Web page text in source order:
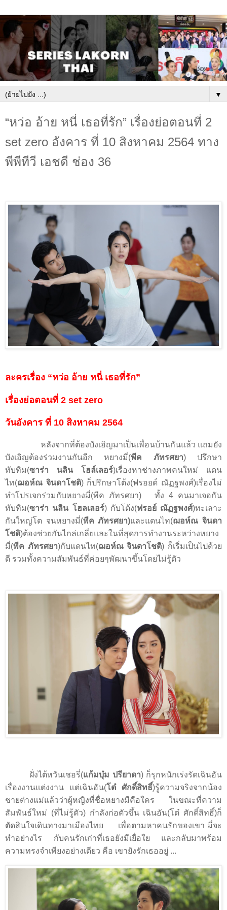
▼
“หว่อ อ้าย หนี่ เธอที่รัก” เรื่องย่อตอนที่ 2
set zero อังคาร ที่ 10 สิงหาคม 2564 ทาง
พีพีทีวี เอชดี ช่อง 36
ละครเรื่อง “หว่อ อ้าย หนี่ เธอที่รัก”
เรื่องย่อตอนที่ 2 set zero
วันอังคาร ที่ 10 สิงหาคม 2564
หลังจากที่ต้องบังเอิญมาเป็นเพื่อนบ้านกันแล้ว แถมยัง
บังเอิญต้องร่วมงานกันอีก หยางมี่(พีค ภัทรศยา) ปรึกษา
ทับทิม(ซาร่า นลิน โฮล์เลอร์)เรื่องหาช่างภาพคนใหม่ แดน
ไท(ฌอห์ณ จินดาโชติ) ก็ปรึกษาโต้ง(ฟรอยด์ ณัฏฐพงศ์)เรื่องไม่
ทำโปรเจกร่วมกับหยางมี่(พีค ภัทรศยา)
ทั้ง4 คนมาเจอกัน
ทับทิม(ซาร่า นลิน โฮลเลอร์) กับโต้ง(ฟรอย์ ณัฏฐพงศ์)ทะเลาะ
กันใหญ่โต จนหยางมี่(พีค ภัทรศยา)และแดนไท(ฌอห์ณ จินดา
โชติ)ต้องช่วยกันไกล่เกลี่ยและในที่สุดการทำงานระหว่างหยาง
มี่(พีค ภัทรศยา)กับแดนไท(ฌอห์ณ จินดาโชติ) ก็เริ่มเป็นไปด้วย
ดี รวมทั้งความสัมพันธ์ที่ค่อยๆพัฒนาขึ้นโดยไม่รู้ตัว
ฝั่งไต้หวันเชอรี่(แก้มบุ๋ม ปรียาดา) ก็รุกหนักเร่งรัดเฉินอัน
เรื่องงานแต่งงาน แต่เฉินอัน(โต๋ ศักดิ์สิทธิ์)รู้ความจริงจากน้อง
ชายต่างแม่แล้วว่าผู้หญิงที่ชื่อหยางมีคือใคร ในขณะที่ความ
สัมพันธ์ใหม่ (ที่ไม่รู้ตัว) กำลังก่อตัวขึ้น เฉินอัน(โต๋ ศักดิ์สิทธิ์)ก็
ตัดสินใจเดินทางมาเมืองไทย
เพื่อตามหาคนรักของเขา มี่จะ
ทำอย่างไร กับคนรักเก่าที่เธอยังมีเยื่อใย และกลับมาพร้อม
ความทรงจำเพียงอย่างเดียว คือ เขายังรักเธออยู่ ...